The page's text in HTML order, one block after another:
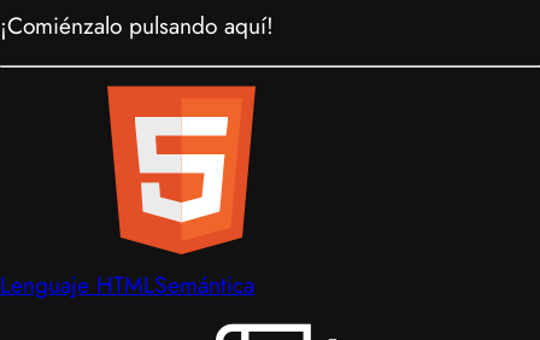
¡Comiénzalo pulsando aquí!
Lenguaje HTMLSemántica